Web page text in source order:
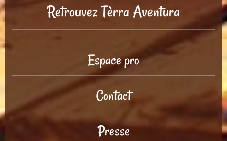
Retrouvez Tèrra Aventura
Espace pro
Contact
Presse